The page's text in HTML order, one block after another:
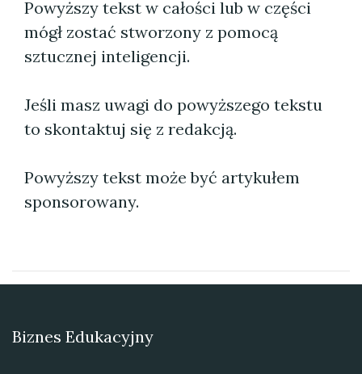
Powyższy tekst w całości lub w części
mógł zostać stworzony z pomocą
sztucznej inteligencji.
Jeśli masz uwagi do powyższego tekstu
to skontaktuj się z redakcją.
Powyższy tekst może być artykułem
sponsorowany.
Biznes Edukacyjny